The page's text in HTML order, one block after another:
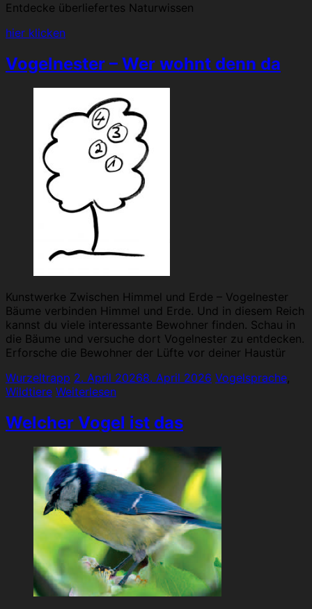
Entdecke überliefertes Naturwissen
hier klicken
Vogelnester – Wer wohnt denn da
Kunstwerke Zwischen Himmel und Erde – Vogelnester
Bäume verbinden Himmel und Erde. Und in diesem Reich
kannst du viele interessante Bewohner finden. Schau in
die Bäume und versuche dort Vogelnester zu entdecken.
Erforsche die Bewohner der Lüfte vor deiner Haustür
Wurzeltrapp 2. April 20268. April 2026 Vogelsprache
Wildtiere Weiterlesen
Welcher Vogel ist das